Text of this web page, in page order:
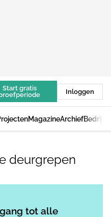
Start gratis
Inloggen
MagazineArchief
deurgrepen
tot alle